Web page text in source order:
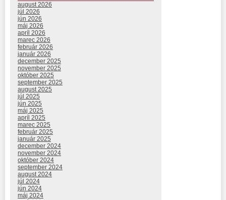
august 2026
júl 2026
jún 2026
máj 2026
apríl 2026
marec 2026
február 2026
január 2026
december 2025
november 2025
október 2025
september 2025
august 2025
júl 2025
jún 2025
máj 2025
apríl 2025
marec 2025
február 2025
január 2025
december 2024
november 2024
október 2024
september 2024
august 2024
júl 2024
jún 2024
máj 2024